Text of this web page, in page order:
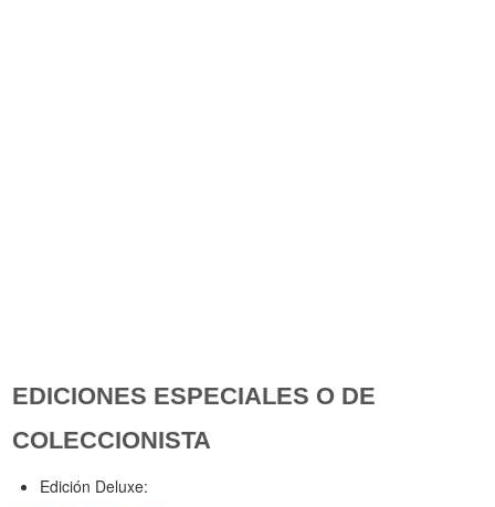
EDICIONES ESPECIALES O DE
COLECCIONISTA
Edición Deluxe: